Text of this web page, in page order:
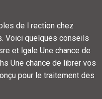
de l rection chez
Voici quelques conseils
et lgale Une chance de
Une chance de librer vos
pour le traitement des